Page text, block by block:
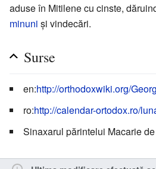
aduse în Mitilene cu cinste,
minuni și vindecări.
Surse
en:http://orthodoxwiki.org/
ro:http://calendar-ortodox.ro/
Sinaxarul părintelui Macarie